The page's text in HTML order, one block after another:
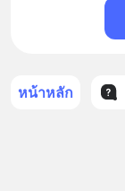
หน้าหลัก